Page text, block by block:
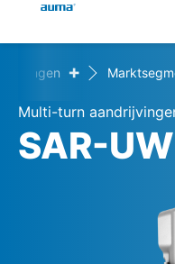
Producten
Oplossingen
Global
Europa
Noord-
+
Multi-turn
SAR-UW